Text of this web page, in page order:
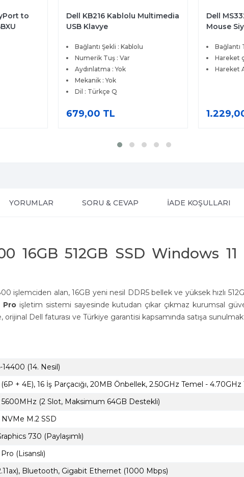
Multimedia
Dell MS3320W Kablosuz
Mouse Siyah 570-ABHK
Bağlantı Teknolojisi : Kablosuz
Hareket çözünürlüğü : 4000 dpi
Hareket Algılama : Optik
1.229,00 TL
Dell
YORUMLAR SORU & CEVAP İADE KOŞULLARI
16GB 512GB SSD Windows
işlemciden alan, 16GB yeni nesil DDR5 bellek ve yüksek hızlı
Proişletim sistemi sayesinde kutudan çıkar çıkmaz kurumsal
Dell faturası ve Türkiye garantisi kapsamında satışa
(14. Nesil)
+ 4E), 16 İş Parçacığı, 20MB Önbellek, 2.50GHz Temel -
5600MHz (2 Slot, Maksimum 64GB Destekli)
NVMe M.2 SSD
730 (Paylaşımlı)
(Lisanslı)
Bluetooth, Gigabit Ethernet (1000 Mbps)